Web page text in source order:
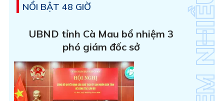
NỔI BẬT 48 GIỜ
UBND tỉnh Cà Mau bổ nhiệm 3
phó giám đốc sở